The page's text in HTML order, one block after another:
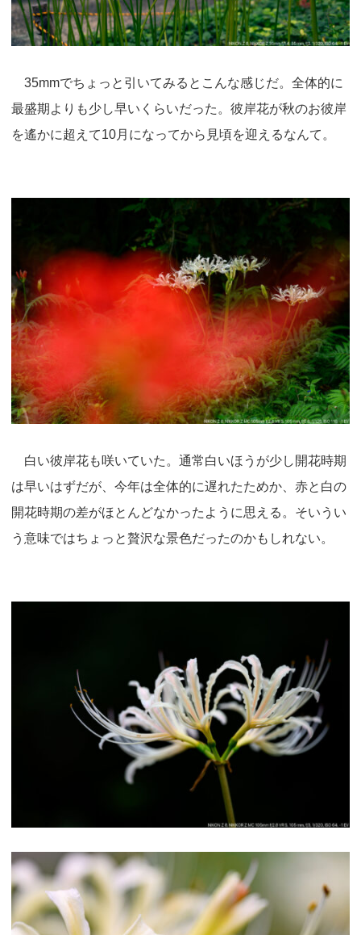
35mmでちょっと引いてみるとこんな感じだ。全体的に
最盛期よりも少し早いくらいだった。彼岸花が秋のお彼岸
を遙かに超えて10月になってから見頃を迎えるなんて。
白い彼岸花も咲いていた。通常白いほうが少し開花時期
は早いはずだが、今年は全体的に遅れたためか、赤と白の
開花時期の差がほとんどなかったように思える。そいうい
う意味ではちょっと贅沢な景色だったのかもしれない。